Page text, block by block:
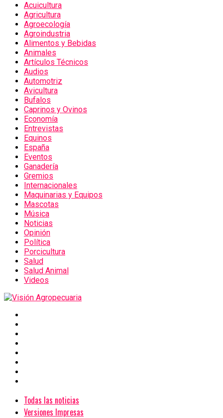
Acuicultura
Agricultura
Agroecología
Agroindustria
Alimentos y Bebidas
Animales
Artículos Técnicos
Audios
Automotriz
Avicultura
Bufalos
Caprinos y Ovinos
Economía
Entrevistas
Equinos
España
Eventos
Ganadería
Gremios
Internacionales
Maquinarias y Equipos
Mascotas
Música
Noticias
Opinión
Política
Porcicultura
Salud
Salud Animal
Videos
Todas las noticias
Versiones Impresas